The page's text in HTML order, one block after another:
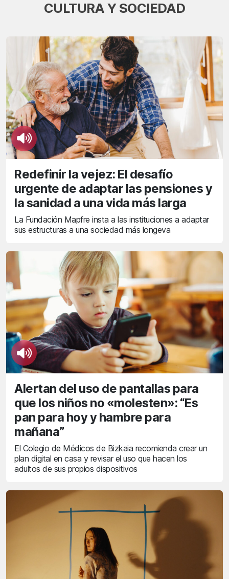
CULTURA Y SOCIEDAD
Redefinir la vejez: El desafío
urgente de adaptar las pensiones y
la sanidad a una vida más larga
La Fundación Mapfre insta a las instituciones a adaptar
sus estructuras a una sociedad más longeva
Alertan del uso de pantallas para
que los niños no «molesten»: “Es
pan para hoy y hambre para
mañana”
El Colegio de Médicos de Bizkaia recomienda crear un
plan digital en casa y revisar el uso que hacen los
adultos de sus propios dispositivos